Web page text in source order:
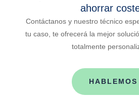
ahorrar
Contáctanos y nuestro técnico
tu caso, te ofrecerá la mejor
totalmente
HABLEMOS